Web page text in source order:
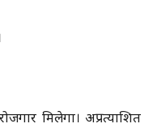
मिलेगा। अप्रत्याशित